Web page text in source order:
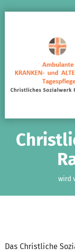
wird
Das Christliche